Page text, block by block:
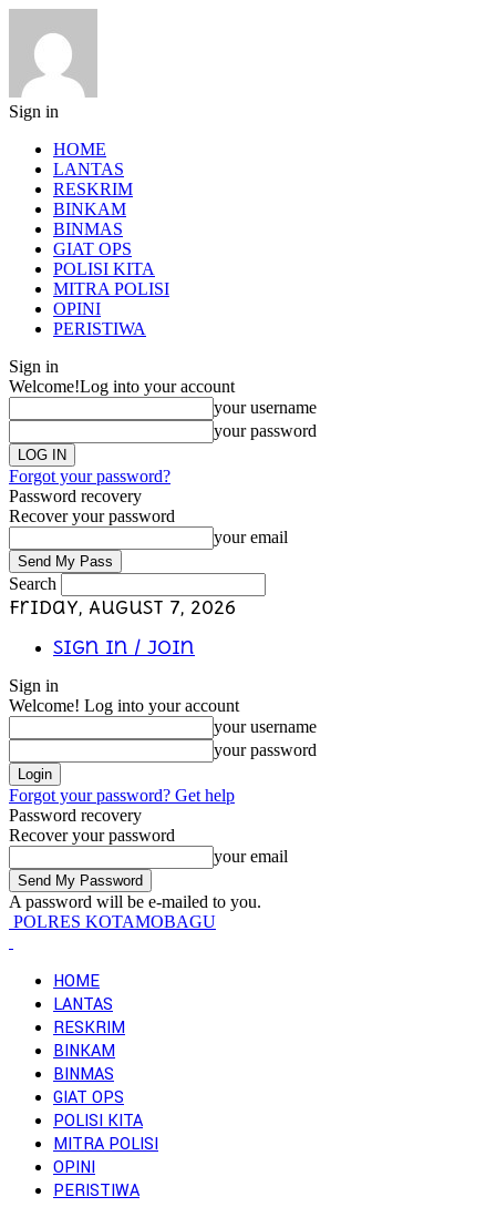
Sign in
HOME
LANTAS
RESKRIM
BINKAM
BINMAS
GIAT OPS
POLISI KITA
MITRA POLISI
OPINI
PERISTIWA
Sign in
Welcome!Log into your account
your username
your password
Forgot your password?
Password recovery
Recover your password
your email
Search
Friday, August 7, 2026
Sign in / Join
Sign in
Welcome! Log into your account
your username
your password
Forgot your password? Get help
Password recovery
Recover your password
your email
A password will be e-mailed to you.
POLRES KOTAMOBAGU
HOME
LANTAS
RESKRIM
BINKAM
BINMAS
GIAT OPS
POLISI KITA
MITRA POLISI
OPINI
PERISTIWA